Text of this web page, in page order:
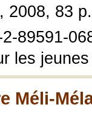
2008, 83
89591-
les
Méli-